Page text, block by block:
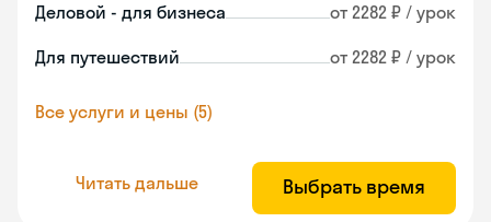
Деловой - для бизнеса от 2282 ₽ / урок
Для путешествий от 2282 ₽ / урок
Все услуги и цены (5)
Читать дальше Выбрать время